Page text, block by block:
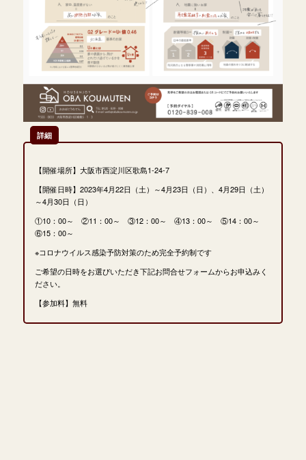
詳細
【開催場所】大阪市西淀川区歌島1-24-7
【開催日時】2023年4月22日（土）～4月23日（日）、4月29日（土）
～4月30日（日）
①10：00～ ②11：00～ ③12：00～ ④13：00～ ⑤14：00～
⑥15：00～
※コロナウイルス感染予防対策のため完全予約制です
ご希望の日時をお選びいただき下記お問合せフォームからお申込みく
ださい。
【参加料】無料